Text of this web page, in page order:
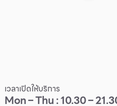
เวลาเปิดให้บริการ
Mon – Thu : 10.30 –